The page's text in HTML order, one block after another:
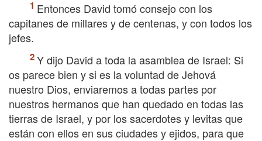
Entonces David tomó consejo con los
capitanes de millares y de centenas, y con todos los
jefes.
Y dijo David a toda la asamblea de Israel: Si
os parece bien y si es la voluntad de Jehová
nuestro Dios, enviaremos a todas partes por
nuestros hermanos que han quedado en todas las
tierras de Israel, y por los sacerdotes y levitas que
están con ellos en sus ciudades y ejidos, para que